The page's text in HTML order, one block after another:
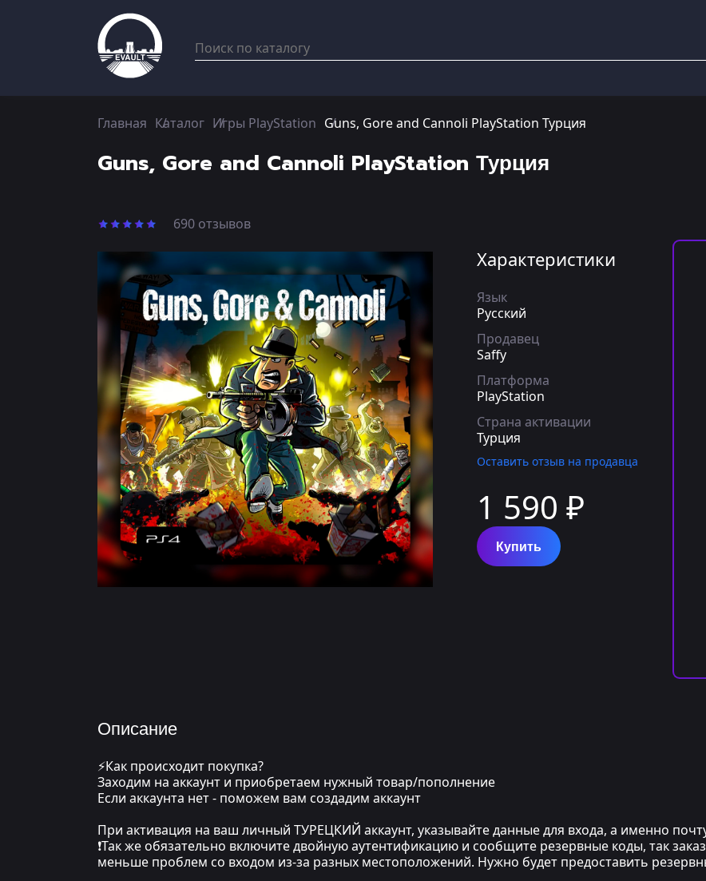
Главная Каталог Игры PlayStation Guns, Gore and Cannoli PlayStation Турция
Guns, Gore and Cannoli PlayStation Турция
690 отзывов
Характеристики
Язык
Русский
Продавец
Saffy
Платформа
PlayStation
Страна активации
Турция
Оставить отзыв на продавца
1 590 ₽
Купить
Описание
⚡Как происходит покупка?
Заходим на аккаунт и приобретаем нужный товар/пополнение
Если аккаунта нет - поможем вам создадим аккаунт
При активация на ваш личный ТУРЕЦКИЙ аккаунт, указывайте данные для входа, а именно
❗Так же обязательно включите двойную аутентификацию и сообщите резервные коды, так
меньше проблем со входом из-за разных местоположений. Нужно будет предоставить